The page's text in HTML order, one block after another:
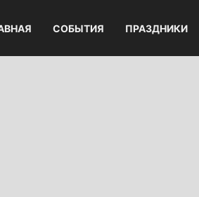
СОБЫТИЯ ПРАЗДНИКИ